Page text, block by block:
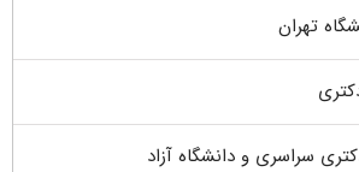
تهران
سراسری و دانشگاه آزاد